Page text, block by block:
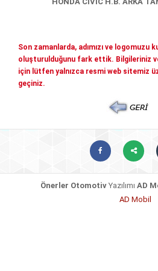
Mitsubishi Yedek Parçaları
Diğer Yedek Parçalar
Mazda Yedek Parçaları
Nissan - İnfiniti yedek parçaları
Daihatsu yedek parçalari
Chery - Geely Yedek Parçaları
Subaru Yedek Parçaları
Ssangyong Yedek Parçaları
İletişim
Son zamanlarda, adımızı ve
oluşturulduğunu fark ettik. Bilgileriniz
için lütfen yalnızca resmi web sitemiz
geçiniz.
Önerler OtomotivYazılımı AD
AD Mobil